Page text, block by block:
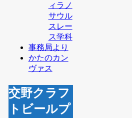
ィラノ
サウル
スレー
ス学科
事務局より
かたのカン
ヴァス
交野クラフ
トビールプ